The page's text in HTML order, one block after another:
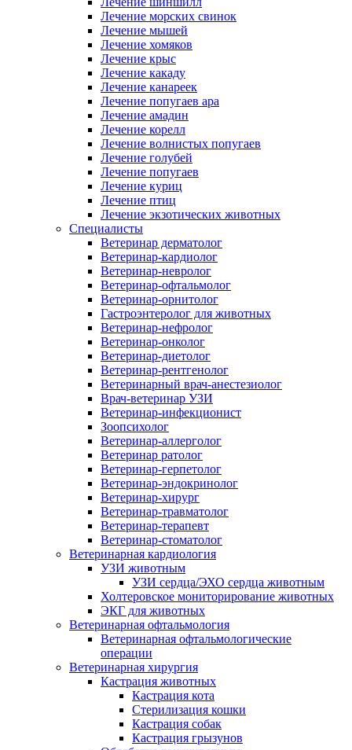
Лечение морских свинок
Лечение мышей
Лечение хомяков
Лечение крыс
Лечение какаду
Лечение канареек
Лечение попугаев ара
Лечение амадин
Лечение корелл
Лечение волнистых попугаев
Лечение голубей
Лечение попугаев
Лечение куриц
Лечение птиц
Лечение экзотических животных
Специалисты
Ветеринар дерматолог
Ветеринар-кардиолог
Ветеринар-невролог
Ветеринар-офтальмолог
Ветеринар-орнитолог
Гастроэнтеролог для животных
Ветеринар-нефролог
Ветеринар-онколог
Ветеринар-диетолог
Ветеринар-рентгенолог
Ветеринарный врач-анестезиолог
Врач-ветеринар УЗИ
Ветеринар-инфекционист
Зоопсихолог
Ветеринар-аллерголог
Ветеринар ратолог
Ветеринар-герпетолог
Ветеринар-эндокринолог
Ветеринар-хирург
Ветеринар-травматолог
Ветеринар-терапевт
Ветеринар-стоматолог
Ветеринарная кардиология
УЗИ животным
УЗИ сердца/ЭХО сердца животным
Холтеровское мониторирование животных
ЭКГ для животных
Ветеринарная офтальмология
Ветеринарная офтальмологические
операции
Ветеринарная хирургия
Кастрация животных
Кастрация кота
Стерилизация кошки
Кастрация собак
Кастрация грызунов